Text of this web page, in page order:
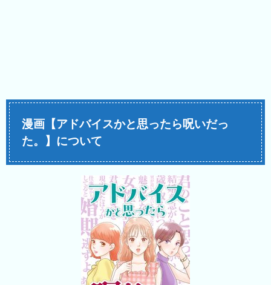
漫画【アドバイスかと思ったら呪いだっ
た。】について